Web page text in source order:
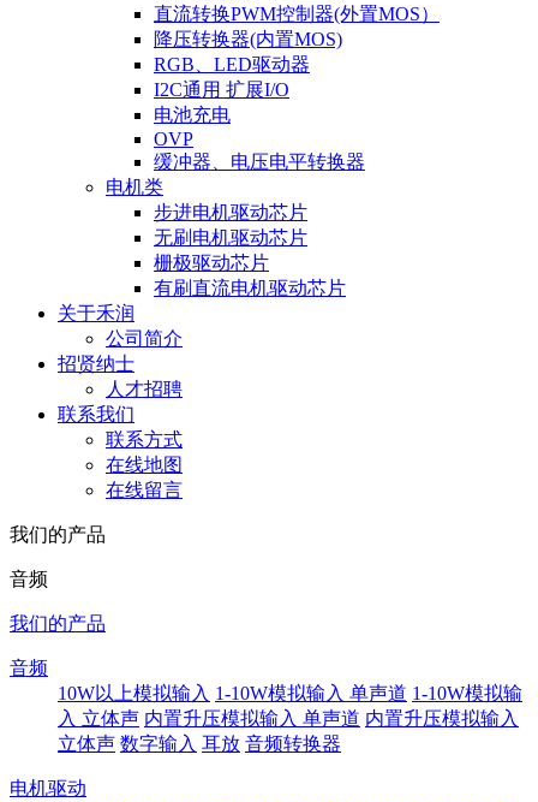
直流转换PWM控制器(外置MOS）
降压转换器(内置MOS)
RGB、LED驱动器
I2C通用 扩展I/O
电池充电
OVP
缓冲器、电压电平转换器
电机类
步进电机驱动芯片
无刷电机驱动芯片
栅极驱动芯片
有刷直流电机驱动芯片
关于禾润
公司简介
招贤纳士
人才招聘
联系我们
联系方式
在线地图
在线留言
我们的产品
音频
我们的产品
音频
10W以上模拟输入 1-10W模拟输入 单声道 1-10W模拟输
入 立体声 内置升压模拟输入 单声道 内置升压模拟输入
立体声 数字输入 耳放 音频转换器
电机驱动